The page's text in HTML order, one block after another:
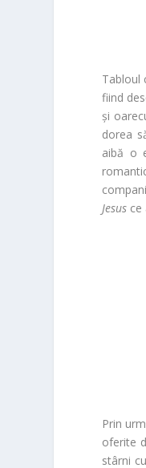
Tabloul
fiind
și
dorea
aibă o
Jesus ce
Prin
oferite
stârni